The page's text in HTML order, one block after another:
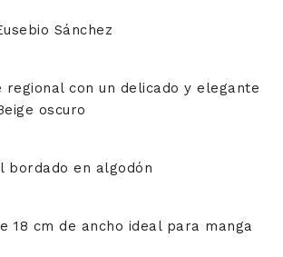
ofertas!
Sánchez
con un delicado y elegante
oscuro
bordado en algodón
18 cm de ancho ideal para manga